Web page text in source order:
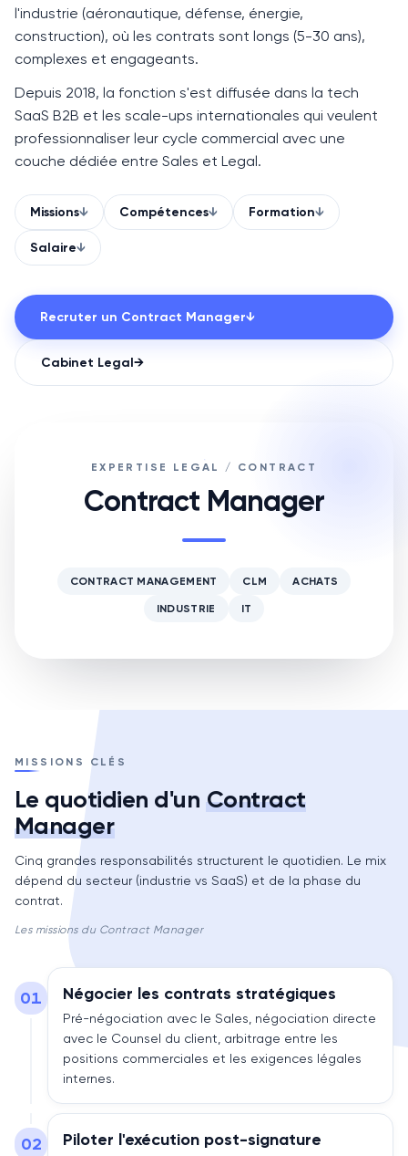
l'industrie (aéronautique, défense, énergie,
construction), où les contrats sont longs (5-30 ans),
complexes et engageants.
Depuis 2018, la fonction s'est diffusée dans la tech
SaaS B2B et les scale-ups internationales qui veulent
professionnaliser leur cycle commercial avec une
couche dédiée entre Sales et Legal.
Missions↓ Compétences↓ Formation↓
Salaire↓
Recruter un Contract Manager↓
Cabinet Legal→
EXPERTISE LEGAL / CONTRACT
Contract Manager
CONTRACT MANAGEMENT CLM ACHATS
INDUSTRIE IT
MISSIONS CLÉS
Le quotidien d'un Contract
Manager
Cinq grandes responsabilités structurent le quotidien. Le mix
dépend du secteur (industrie vs SaaS) et de la phase du
contrat.
Les missions du Contract Manager
01 Négocier les contrats stratégiques
Pré-négociation avec le Sales, négociation directe
avec le Counsel du client, arbitrage entre les
positions commerciales et les exigences légales
internes.
02 Piloter l'exécution post-signature